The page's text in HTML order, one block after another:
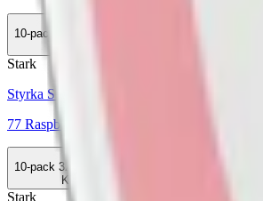
10-pack
Stark
Styrka Stark · Slim
77 Raspberry 3
10-pack 329,90 kr
Köp
Stark